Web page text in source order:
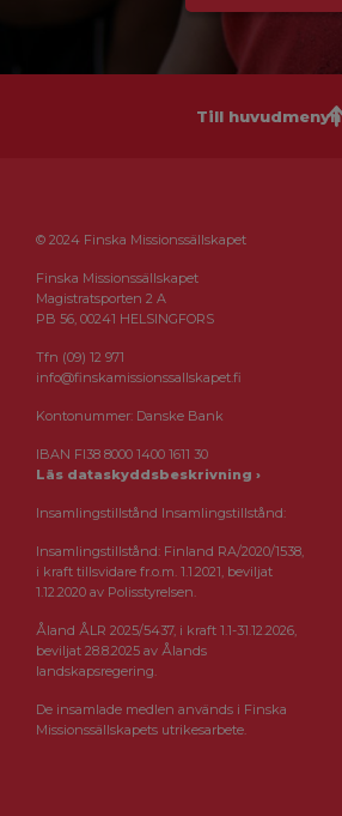
Till huvudmenyn
© 2024 Finska Missionssällskapet
Finska Missionssällskapet
Magistratsporten 2 A
PB 56, 00241 HELSINGFORS
Tfn (09) 12 971
info@finskamissionssallskapet.fi
Kontonummer: Danske Bank
IBAN FI38 8000 1400 1611 30
Läs dataskyddsbeskrivning ›
Insamlingstillstånd Insamlingstillstånd:
Insamlingstillstånd: Finland RA/2020/1538,
i kraft tillsvidare fr.o.m. 1.1.2021, beviljat
1.12.2020 av Polisstyrelsen.
Åland ÅLR 2025/5437, i kraft 1.1-31.12.2026,
beviljat 28.8.2025 av Ålands
landskapsregering.
De insamlade medlen används i Finska
Missionssällskapets utrikesarbete.